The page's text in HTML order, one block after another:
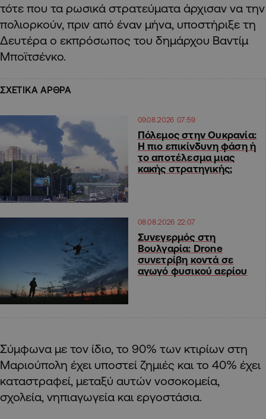
τότε που τα ρωσικά στρατεύματα άρχισαν να την
πολιορκούν, πριν από έναν μήνα, υποστήριξε τη
Δευτέρα ο εκπρόσωπος του δημάρχου Βαντίμ
Μποϊτσένκο.
ΣΧΕΤΙΚΑ ΑΡΘΡΑ
09.08.2026 07:59
Πόλεμος στην Ουκρανία:
Η πιο επικίνδυνη φάση ή
το αποτέλεσμα μιας
κακής στρατηγικής;
08.08.2026 22:07
Συνεγερμός στη
Βουλγαρία: Drone
συνετρίβη κοντά σε
αγωγό φυσικού αερίου
Σύμφωνα με τον ίδιο, το 90% των κτιρίων στη
Μαριούπολη έχει υποστεί ζημιές και το 40% έχει
καταστραφεί, μεταξύ αυτών νοσοκομεία,
σχολεία, νηπιαγωγεία και εργοστάσια.